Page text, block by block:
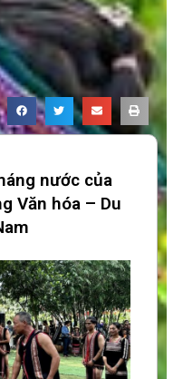
nước của
Văn hóa – Du